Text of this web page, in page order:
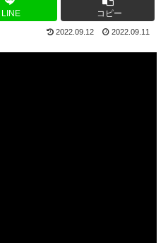
LINE コピー
2022.09.12 2022.09.11